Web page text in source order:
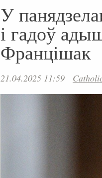
У
і гадоў
Францішак
21.04.2025 11:59